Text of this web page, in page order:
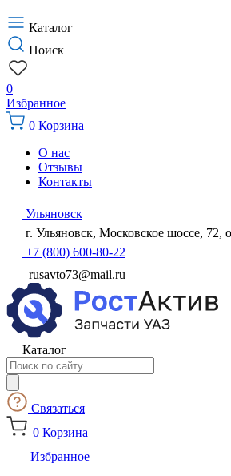
Каталог
Поиск
0
Избранное
0 Корзина
О нас
Отзывы
Контакты
Ульяновск
г. Ульяновск, Московское шоссе, 72,
+7 (800) 600-80-22
rusavto73@mail.ru
Каталог
Поиск
товаров
Связаться
0 Корзина
Избранное